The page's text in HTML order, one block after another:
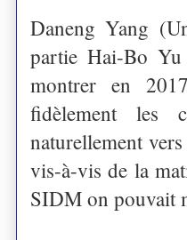
Daneng Yang
partie Hai-Bo
montrer en
fidèlement les
naturellement
vis-à-vis de la
SIDM on pouvait